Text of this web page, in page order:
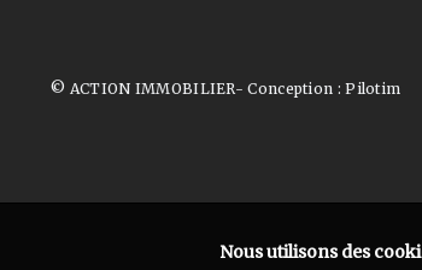
© ACTION IMMOBILIER- Conception :Pilotim
Nous utilisons des